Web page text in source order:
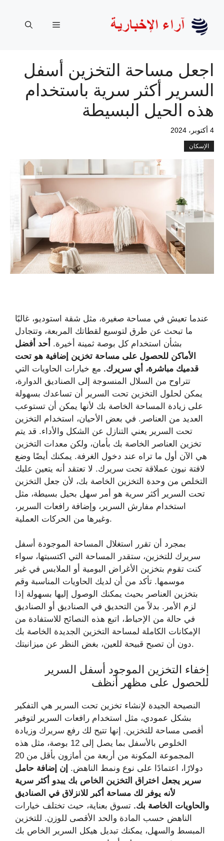
المحتوى
القائمة
اجعل مساحة التخزين أسفل
السرير أكثر سرية باستخدام
هذه الحيل البسيطة
4 أكتوبر، 2024
الإسكان
عندما تعيش في مساحة صغيرة، مثل شقة استوديو، غالبًا
ما تبحث عن طرق لتوسيع لقطاتك المربعة، وتتجادل
بشأن استخدام كل بوصة ثمينة أخيرة.
أحد أفضل
الأماكن للحصول على مساحة تخزين إضافية هو تحت
قدميك مباشرة، أي سريرك. مع خيارات الحاويات التي
تتراوح من السلال المنسوجة إلى الصناديق الدوارة،
يمكن لحلول التخزين تحت السرير أن تساعدك بسهولة
على زيادة المساحة الخاصة بك لأنها يمكن أن تستوعب
العديد من العناصر. في بعض الأحيان، استخدام التخزين
تحت السرير يعني التنازل عن الشكل والأداء. قد يتم
تخزين العناصر الخاصة بك بأمان، ولكن معدات التخزين
هي الآن أول ما تراه عند دخول الغرفة. يمكنك أيضًا وضع
لافتة نيون عملاقة تحت سريرك. لا تعتقد أنه يتعين عليك
التخلص من وحدة التخزين الخاصة بك، لأن جعل التخزين
تحت السرير أكثر سرية هو أمر سهل بحيل بسيطة، مثل
استخدام مفارش السرير، وإضافة رافعات السرير،
وغيرها من الحركات العملية.
بمجرد أن تقرر استغلال المساحة الموجودة أسفل
سريرك للتخزين، ستقدر المساحة التي اكتسبتها، سواء
كنت تقوم بتخزين الأغراض اليومية أو الملابس في غير
موسمها. تأكد من أن لديك الحاويات المناسبة وقم
بتخزين العناصر بحيث يمكنك الوصول إليها بسهولة إذا
لزم الأمر. بدلاً من التحديق في الصناديق أو الصناديق
في حالة من الإحباط، اتبع هذه النصائح للاستفادة من
الإمكانات الكاملة لمساحة التخزين الجديدة الخاصة بك
دون أن تصبح قبيحة للعين، بغض النظر عن ميزانيتك.
إخفاء التخزين الموجود أسفل السرير
للحصول على مظهر أنظف
النصيحة الجيدة لإنشاء تخزين تحت السرير هي التفكير
بشكل عمودي، مثل استخدام رافعات السرير لتوفير
أقصى مساحة للتخزين. إنها تتيح لك رفع سريرك وزيادة
الخلوص بالأسفل بما يصل إلى 12 بوصة، مثل هذه
المجموعة المكونة من أربعة من أمازون بأقل من 20
دولارًا، اعتمادًا على نوع ونمط الناهض. إن إضافة حامل
سرير يجعل اختراق التخزين الخاص بك يبدو أكثر سرية
لأنه يوفر لك مساحة أكبر للانزلاق في الصناديق
والحاويات الخاصة بك. تسوق بعناية، حيث تختلف خيارات
الناهض حسب المادة والحد الأقصى للوزن. للتخزين
المبسط والسهل، يمكنك تبديل هيكل السرير الخاص بك